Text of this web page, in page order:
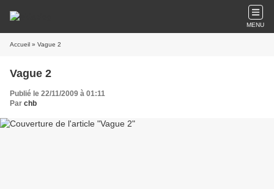
MENU
Accueil » Vague 2
Vague 2
Publié le 22/11/2009 à 01:11
Par chb